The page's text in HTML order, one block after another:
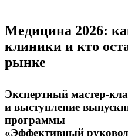
Медицина 2026:
клиники и кто
рынке
Экспертный мастер-
и выступление
программы
«Эффективный